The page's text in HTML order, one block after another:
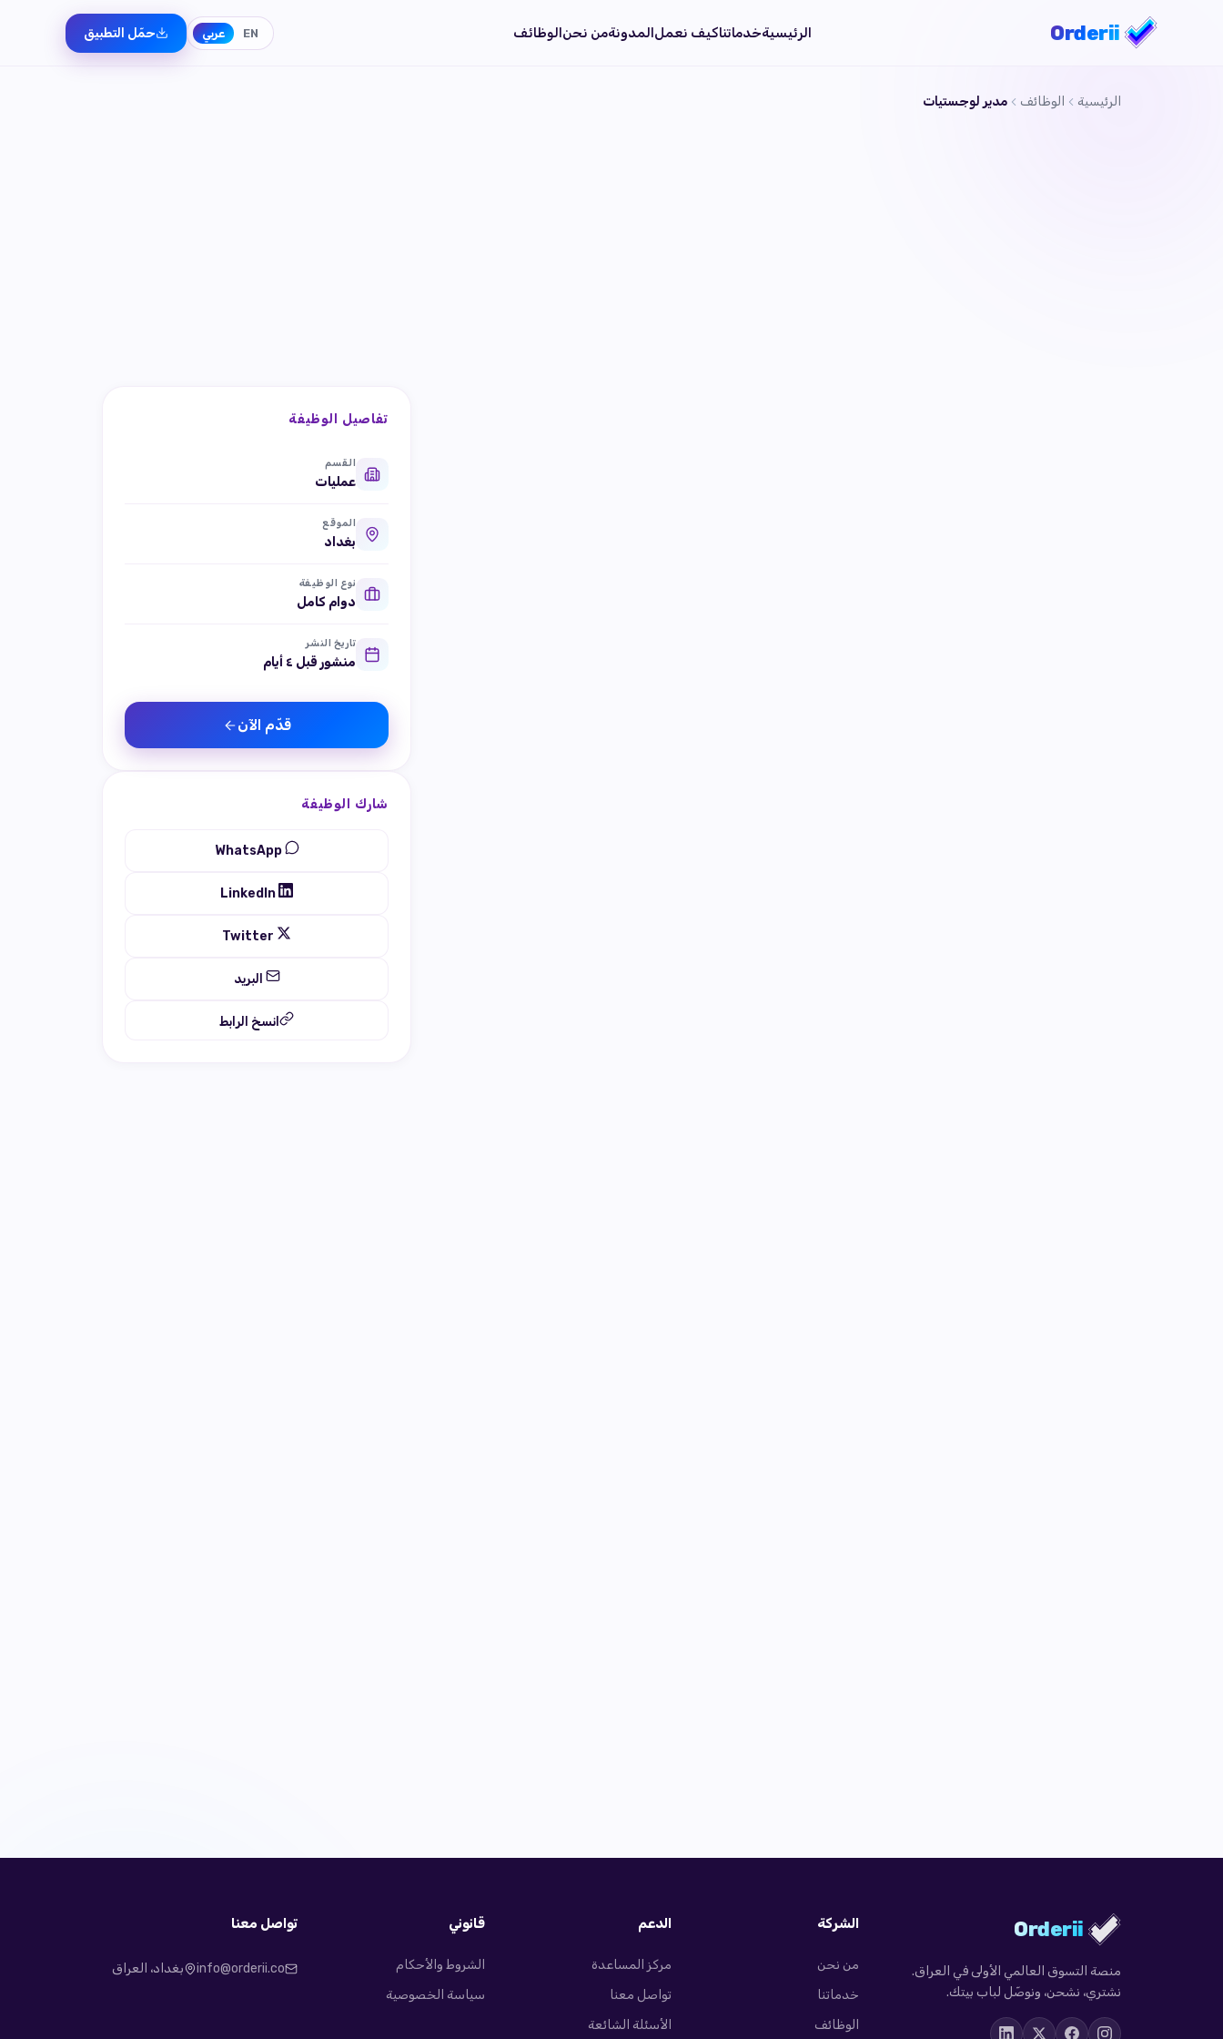
Orderii الرئيسيةخدماتناكيف نعملالمدونةمن نحنالوظائف EN عربي حمّل التطبيق
الرئيسية الوظائف مدير لوجستيات
تفاصيل الوظيفة
القسم
عمليات
الموقع
بغداد
نوع الوظيفة
دوام كامل
تاريخ النشر
منشور قبل ٤ أيام
قدّم الآن
شارك الوظيفة
WhatsApp
البريد
انسخ الرابط
Orderii
منصة التسوق العالمي الأولى في العراق.
نشتري، نشحن، ونوصّل لباب بيتك.
الشركة
من نحن
خدماتنا
الوظائف
الدعم
مركز المساعدة
تواصل معنا
الأسئلة الشائعة
قانوني
الشروط والأحكام
سياسة الخصوصية
تواصل معنا
info@orderii.co بغداد، العراق